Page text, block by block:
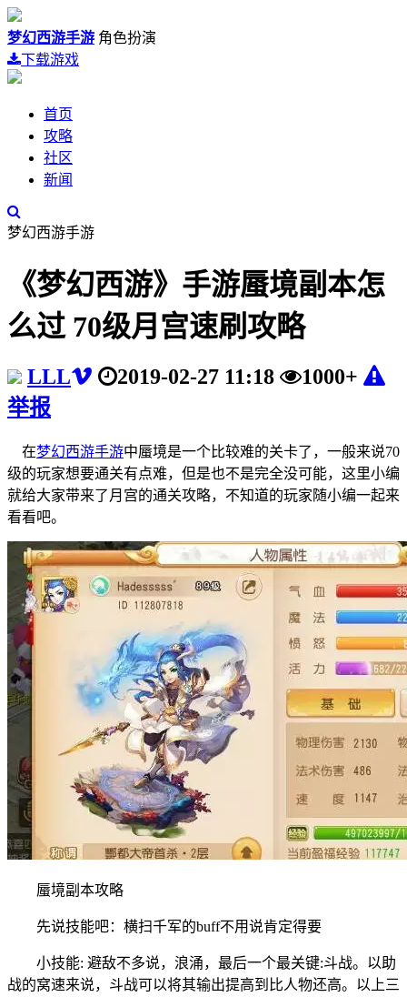
梦幻西游手游 角色扮演
下载游戏
首页
攻略
社区
新闻
梦幻西游手游
《梦幻西游》手游蜃境副本怎
么过 70级月宫速刷攻略
LLL 2019-02-27 11:18
1000+
举报
在梦幻西游手游中蜃境是一个比较难的关卡了，一般来说70
级的玩家想要通关有点难，但是也不是完全没可能，这里小编
就给大家带来了月宫的通关攻略，不知道的玩家随小编一起来
看看吧。
蜃境副本攻略
先说技能吧：横扫千军的buff不用说肯定得要
小技能: 避敌不多说，浪涌，最后一个最关键:斗战。以助
战的窝速来说，斗战可以将其输出提高到比人物还高。以上三